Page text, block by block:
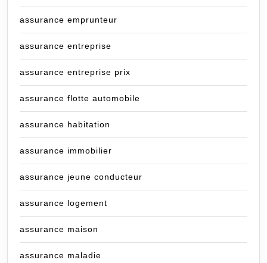
assurance emprunteur
assurance entreprise
assurance entreprise prix
assurance flotte automobile
assurance habitation
assurance immobilier
assurance jeune conducteur
assurance logement
assurance maison
assurance maladie